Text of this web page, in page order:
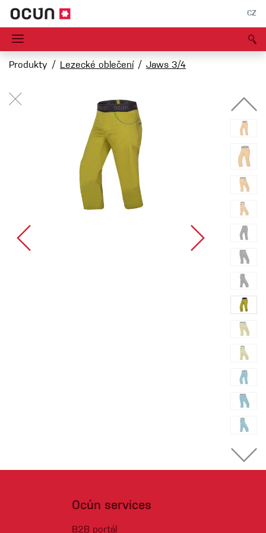
CZ
Produkty Lezecké oblečení Jaws 3/4
Ocún services
B2B portál